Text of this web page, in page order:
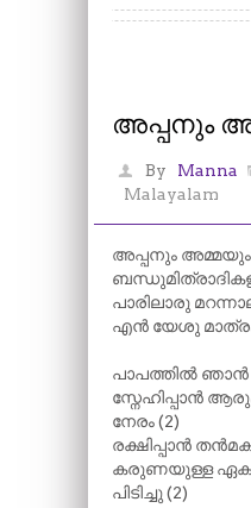
അപ്പനും
By Manna
Malayalam
അപ്പനും അമ്മയും
പാരിലാരു
എൻ യേശു
പാപത്തിൽ
സ്നേഹിപ്പാൻ
നേരം (2)
രക്ഷിപ്പാൻ
കരുണയുള്ള ഏക
പിടിച്ചു (2)